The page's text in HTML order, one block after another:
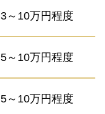
3～10万円程度
5～10万円程度
5～10万円程度